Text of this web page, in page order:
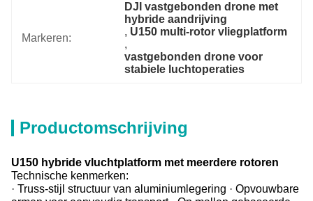
Markeren:
DJI vastgebonden drone met
hybride aandrijving
, U150 multi-rotor vliegplatform
,
vastgebonden drone voor
stabiele luchtoperaties
Productomschrijving
U150 hybride vluchtplatform met meerdere rotoren
Technische kenmerken:
· Truss-stijl structuur van aluminiumlegering · Opvouwbare